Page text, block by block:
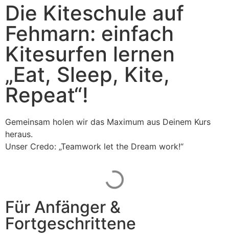
Die Kiteschule auf
Fehmarn: einfach
Kitesurfen lernen
„Eat, Sleep, Kite,
Repeat“!
Gemeinsam holen wir das Maximum aus Deinem Kurs
heraus.
Unser Credo: „Teamwork let the Dream work!“
Für Anfänger &
Fortgeschrittene